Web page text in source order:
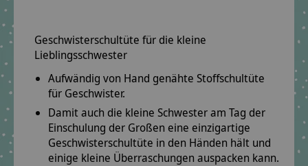
Geschwisterschultüte für die kleine
Lieblingsschwester
Aufwändig von Hand genähte Stoffschultüte
für Geschwister.
Damit auch die kleine Schwester am Tag der
Einschulung der Großen eine einzigartige
Geschwisterschultüte in den Händen hält und
einige kleine Überraschungen auspacken kann.